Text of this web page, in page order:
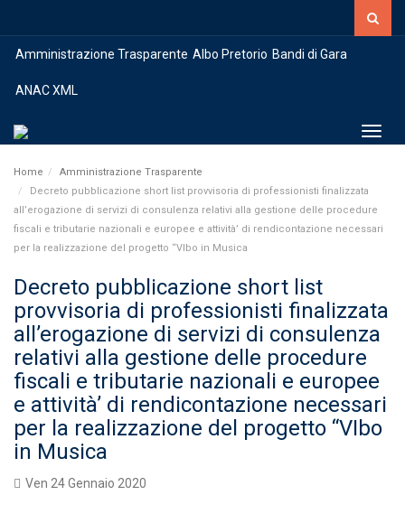
Amministrazione Trasparente Albo Pretorio Bandi di Gara
ANAC XML
Home
Amministrazione Trasparente
Decreto pubblicazione short list provvisoria di professionisti finalizzata
all’erogazione di servizi di consulenza relativi alla gestione delle procedure
fiscali e tributarie nazionali e europee e attività’ di rendicontazione necessari
per la realizzazione del progetto “VIbo in Musica
Decreto pubblicazione short list
provvisoria di professionisti finalizzata
all’erogazione di servizi di consulenza
relativi alla gestione delle procedure
fiscali e tributarie nazionali e europee
e attività’ di rendicontazione necessari
per la realizzazione del progetto “VIbo
in Musica
Ven 24 Gennaio 2020